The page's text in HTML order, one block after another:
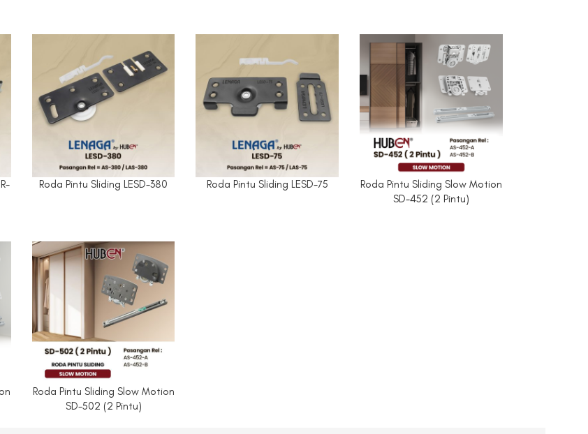
Roda Pintu Sliding LESD-380 Roda Pintu Sliding LESD-75
Roda Pintu Sliding Slow Motion
SD-452 (2 Pintu)
Roda Pintu Sliding Slow Motion
SD-502 (2 Pintu)